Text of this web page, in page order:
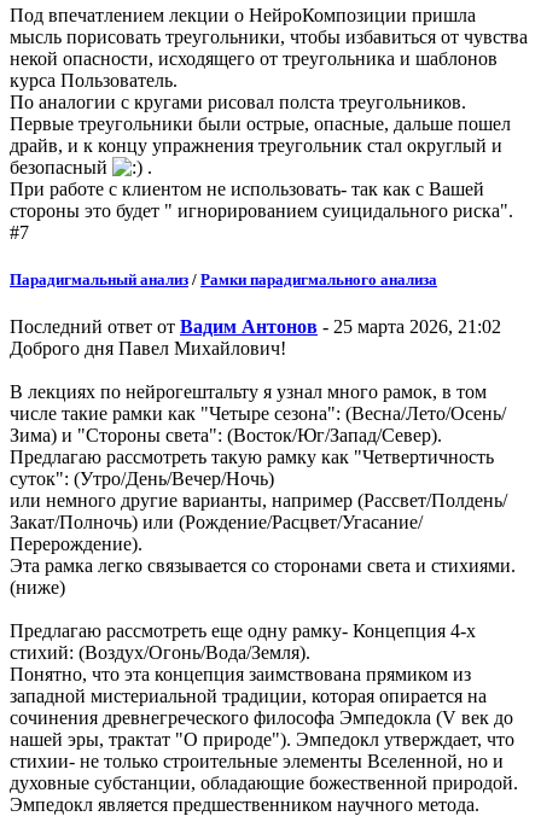
Под впечатлением лекции о НейроКомпозиции пришла
мысль порисовать треугольники, чтобы избавиться от чувства
некой опасности, исходящего от треугольника и шаблонов
курса Пользователь.
По аналогии с кругами рисовал полста треугольников.
Первые треугольники были острые, опасные, дальше пошел
драйв, и к концу упражнения треугольник стал округлый и
безопасный
.
При работе с клиентом не использовать- так как с Вашей
стороны это будет " игнорированием суицидального риска".
#7
Парадигмальный анализ / Рамки парадигмального анализа
Последний ответ от Вадим Антонов - 25 марта 2026, 21:02
Доброго дня Павел Михайлович!
В лекциях по нейрогештальту я узнал много рамок, в том
числе такие рамки как "Четыре сезона": (Весна/Лето/Осень/
Зима) и "Стороны света": (Восток/Юг/Запад/Север).
Предлагаю рассмотреть такую рамку как "Четвертичность
суток": (Утро/День/Вечер/Ночь)
или немного другие варианты, например (Рассвет/Полдень/
Закат/Полночь) или (Рождение/Расцвет/Угасание/
Перерождение).
Эта рамка легко связывается со сторонами света и стихиями.
(ниже)
Предлагаю рассмотреть еще одну рамку- Концепция 4-х
стихий: (Воздух/Огонь/Вода/Земля).
Понятно, что эта концепция заимствована прямиком из
западной мистериальной традиции, которая опирается на
сочинения древнегреческого философа Эмпедокла (V век до
нашей эры, трактат "О природе"). Эмпедокл утверждает, что
стихии- не только строительные элементы Вселенной, но и
духовные субстанции, обладающие божественной природой.
Эмпедокл является предшественником научного метода.